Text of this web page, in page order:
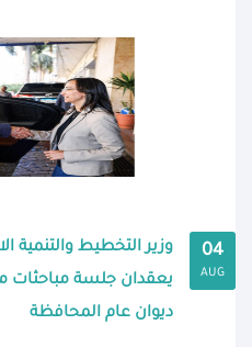
04
AUG
وزير التخطيط والتنمية
يعقدان جلسة مباحثات
ديوان عام المحافظة